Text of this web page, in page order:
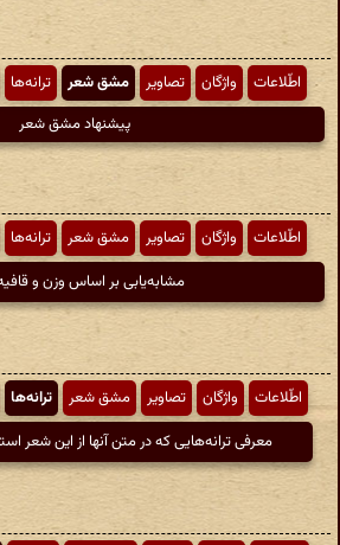
اطّلاعات واژگان تصاویر مشق شعر ترانه‌ها
پیشنهاد مشق شعر
اطّلاعات واژگان تصاویر مشق شعر ترانه‌ها
مشابه‌یابی بر اساس وزن و
اطّلاعات واژگان تصاویر مشق شعر ترانه‌ها
معرفی ترانه‌هایی که در متن آنها از این شعر